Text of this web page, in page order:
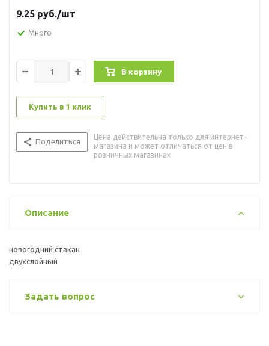
9.25 руб./шт
Много
В корзину
Купить в 1 клик
Поделиться
Цена действительна только для интернет-
магазина и может отличаться от цен в
розничных магазинах
Описание
новогодний стакан
двухслойный
Задать вопрос